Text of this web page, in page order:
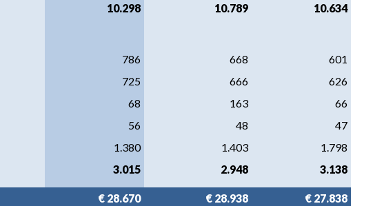
10.298 10.789 10.634
786 668
601
725 666
626
68 163
66
56 48
47
1.380 1.403
1.798
3.015 2.948 3.138
€ 28.670 € 28.938 € 27.838